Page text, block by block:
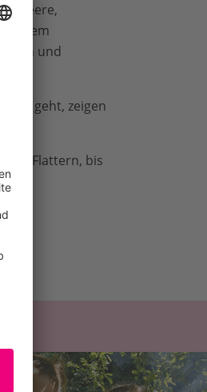
und
geht, zeigen
Flattern, bis